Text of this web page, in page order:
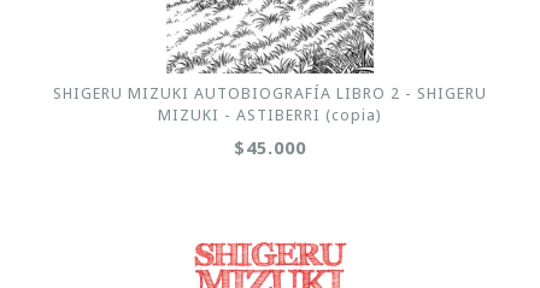
SHIGERU MIZUKI AUTOBIOGRAFÍA LIBRO 2 - SHIGERU
MIZUKI - ASTIBERRI (copia)
$45.000